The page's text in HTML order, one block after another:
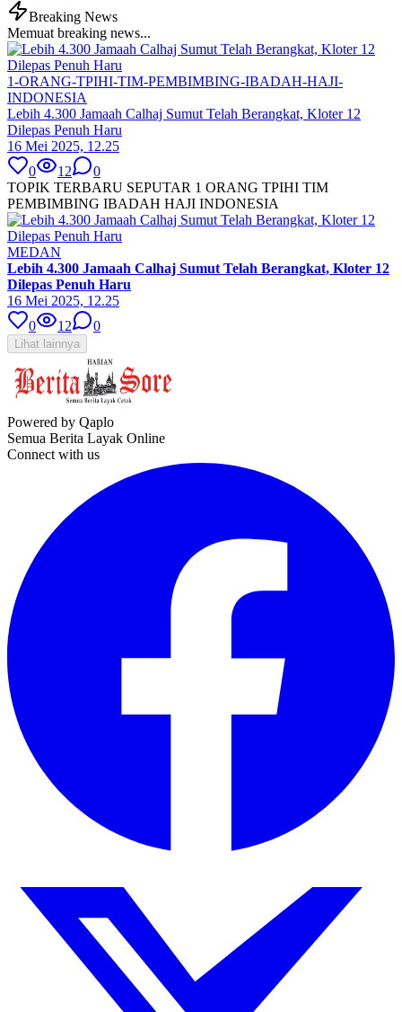
Breaking News
Memuat breaking news...
1-ORANG-TPIHI-TIM-PEMBIMBING-IBADAH-HAJI-
INDONESIA
Lebih 4.300 Jamaah Calhaj Sumut Telah Berangkat, Kloter 12
Dilepas Penuh Haru
16 Mei 2025, 12.25
0
12
0
TOPIK TERBARU SEPUTAR 1 ORANG TPIHI TIM
PEMBIMBING IBADAH HAJI INDONESIA
MEDAN
Lebih 4.300 Jamaah Calhaj Sumut Telah Berangkat, Kloter 12
Dilepas Penuh Haru
16 Mei 2025, 12.25
0
12 0
Lihat lainnya
Powered by Qaplo
Semua Berita Layak Online
Connect with us